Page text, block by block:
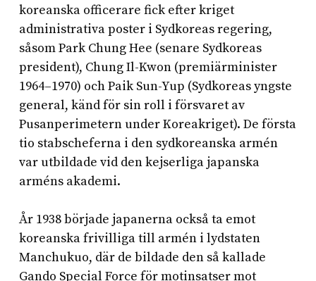
koreanska officerare fick efter kriget
administrativa poster i Sydkoreas regering,
såsom Park Chung Hee (senare Sydkoreas
president), Chung Il-Kwon (premiärminister
1964–1970) och Paik Sun-Yup (Sydkoreas yngste
general, känd för sin roll i försvaret av
Pusanperimetern under Koreakriget). De första
tio stabscheferna i den sydkoreanska armén
var utbildade vid den kejserliga japanska
arméns akademi.
År 1938 började japanerna också ta emot
koreanska frivilliga till armén i lydstaten
Manchukuo, där de bildade den så kallade
Gando Special Force för motinsatser mot